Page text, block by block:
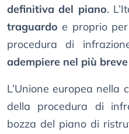
definitiva del piano.
traguardo e proprio
procedura di
adempiere nel più
L’Unione europea nella
della procedura di
bozza del piano di